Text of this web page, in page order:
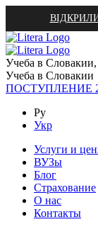
Учеба в Словакии,
Учеба в Словакии
ПОСТУПЛЕНИЕ
Ру
Укр
Услуги и
ВУЗы
Блог
Страхование
О нас
Контакты